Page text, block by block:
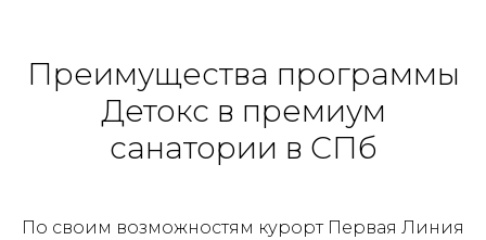
Преимущества программы
Детокс в премиум
санатории в СПб
По своим возможностям курорт Первая Линия